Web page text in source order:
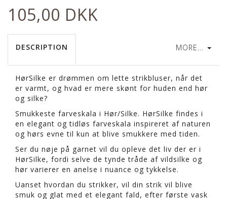
105,00 DKK
MORE...
DESCRIPTION
HørSilke er drømmen om lette strikbluser, når det
er varmt, og hvad er mere skønt for huden end hør
og silke?
Smukkeste farveskala i Hør/Silke. HørSilke findes i
en elegant og tidløs farveskala inspireret af naturen
og hørs evne til kun at blive smukkere med tiden.
Ser du nøje på garnet vil du opleve det liv der er i
HørSilke, fordi selve de tynde tråde af vildsilke og
hør varierer en anelse i nuance og tykkelse.
Uanset hvordan du strikker, vil din strik vil blive
smuk og glat med et elegant fald, efter første vask